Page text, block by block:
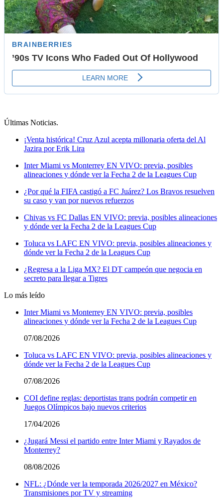
Últimas Noticias.
¡Venta histórica! Cruz Azul acepta millonaria oferta del Al
Jazira por Erik Lira
Inter Miami vs Monterrey EN VIVO: previa, posibles
alineaciones y dónde ver la Fecha 2 de la Leagues Cup
¿Por qué la FIFA castigó a FC Juárez? Los Bravos resuelven
su caso y van por nuevos refuerzos
Chivas vs FC Dallas EN VIVO: previa, posibles alineaciones
y dónde ver la Fecha 2 de la Leagues Cup
Toluca vs LAFC EN VIVO: previa, posibles alineaciones y
dónde ver la Fecha 2 de la Leagues Cup
¿Regresa a la Liga MX? El DT campeón que negocia en
secreto para llegar a Tigres
Lo más leído
Inter Miami vs Monterrey EN VIVO: previa, posibles
alineaciones y dónde ver la Fecha 2 de la Leagues Cup
07/08/2026
Toluca vs LAFC EN VIVO: previa, posibles alineaciones y
dónde ver la Fecha 2 de la Leagues Cup
07/08/2026
COI define reglas: deportistas trans podrán competir en
Juegos Olímpicos bajo nuevos criterios
17/04/2026
¿Jugará Messi el partido entre Inter Miami y Rayados de
Monterrey?
08/08/2026
NFL: ¿Dónde ver la temporada 2026/2027 en México?
Transmisiones por TV y streaming